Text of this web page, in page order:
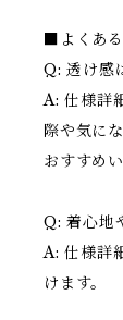
■よくあ
Q: 透け感
A: 仕様詳
際や気に
おすすめ
Q: 着心地
A: 仕様詳
けます。